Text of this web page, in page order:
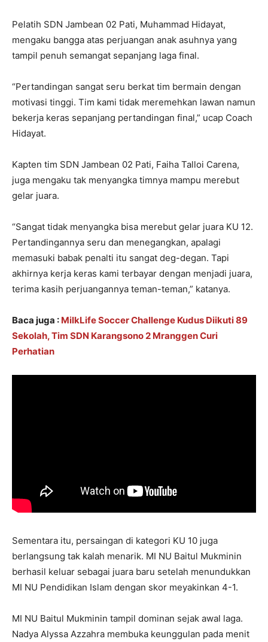
Pelatih SDN Jambean 02 Pati, Muhammad Hidayat,
mengaku bangga atas perjuangan anak asuhnya yang
tampil penuh semangat sepanjang laga final.
“Pertandingan sangat seru berkat tim bermain dengan
motivasi tinggi. Tim kami tidak meremehkan lawan namun
bekerja keras sepanjang pertandingan final,” ucap Coach
Hidayat.
Kapten tim SDN Jambean 02 Pati, Faiha Talloi Carena,
juga mengaku tak menyangka timnya mampu merebut
gelar juara.
“Sangat tidak menyangka bisa merebut gelar juara KU 12.
Pertandingannya seru dan menegangkan, apalagi
memasuki babak penalti itu sangat deg-degan. Tapi
akhirnya kerja keras kami terbayar dengan menjadi juara,
terima kasih perjuangannya teman-teman,” katanya.
Baca juga : MilkLife Soccer Challenge Kudus Diikuti 89
Sekolah, Tim SDN Karangsono 2 Mranggen Curi
Perhatian
Sementara itu, persaingan di kategori KU 10 juga
berlangsung tak kalah menarik. MI NU Baitul Mukminin
berhasil keluar sebagai juara baru setelah menundukkan
MI NU Pendidikan Islam dengan skor meyakinkan 4-1.
MI NU Baitul Mukminin tampil dominan sejak awal laga.
Nadya Alyssa Azzahra membuka keunggulan pada menit